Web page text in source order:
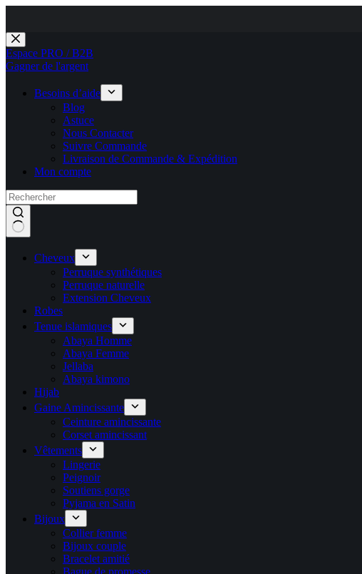
Passer
au
contenu
Espace PRO / B2B
Gagner de l'argent
Besoins d’aide
Blog
Astuce
Nous Contacter
Suivre Commande
Livraison de Commande & Expédition
Mon compte
Cheveux
Perruque synthétiques
Perruque naturelle
Extension Cheveux
Robes
Tenue islamiques
Abaya Homme
Abaya Femme
Jellaba
Abaya kimono
Hijab
Gaine Amincissante
Ceinture amincissante
Corset amincissant
Vêtements
Lingerie
Peignoir
Soutiens gorge
Pyjama en Satin
Bijoux
Collier femme
Bijoux couple
Bracelet amitié
Bague de promesse